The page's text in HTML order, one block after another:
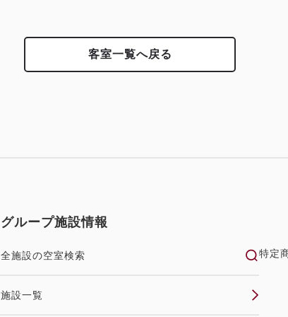
客室一覧へ戻る
グループ施設情報
全施設の空室検索
施設一覧
特定